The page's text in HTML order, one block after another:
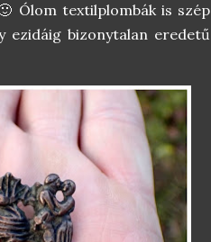
Ólom textilplombák is szép
ezidáig bizonytalan eredetű